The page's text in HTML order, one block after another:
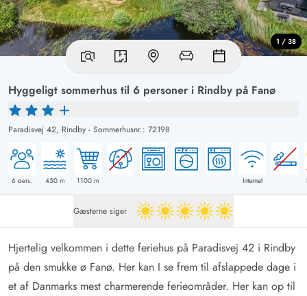
Hyggeligt sommerhus til 6 personer i Rindby på Fanø
Paradisvej 42, Rindby - Sommerhusnr.: 72198
6 pers. 450m 1100m Internet
1 / 38
Gæsterne siger 5 ud af 5
Hjertelig velkommen i dette feriehus på Paradisvej 42 i Rindby
på den smukke ø Fanø. Her kan I se frem til afslappede dage i
et af Danmarks mest charmerende ferieområder. Her kan op til